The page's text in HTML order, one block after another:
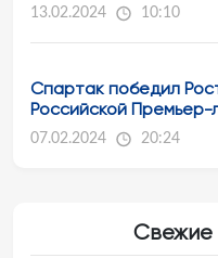
13.02.2024 10:10
Спартак победил
Российской Премьер-
07.02.2024 20:24
Свежие